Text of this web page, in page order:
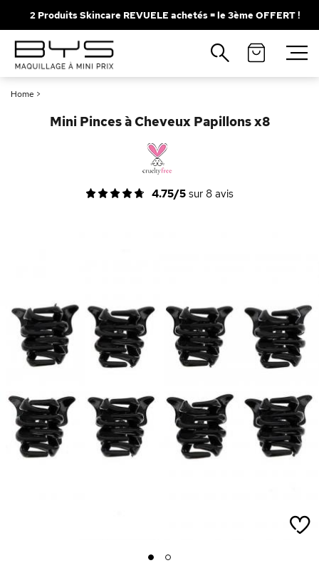
2 Produits Skincare REVUELE achetés = le 3ème OFFERT !
Home >
Mini Pinces à Cheveux Papillons x8
4.75/5 sur 8 avis
1 2
Fermer
Recherches populaires